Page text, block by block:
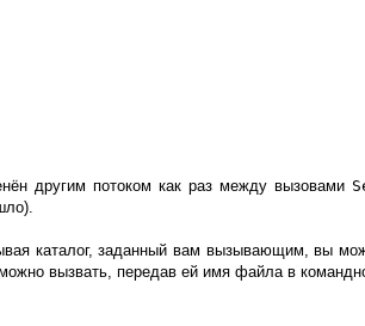
другим потоком как раз между вызовами
каталог, заданный вам вызывающим, вы
вызвать, передав ей имя файла в